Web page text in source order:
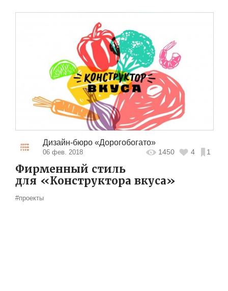
Дизайн-бюро «Дорогобогато»
06 фев. 2018 1450 4 1
Фирменный стиль
для «Конструктора вкуса»
#проекты